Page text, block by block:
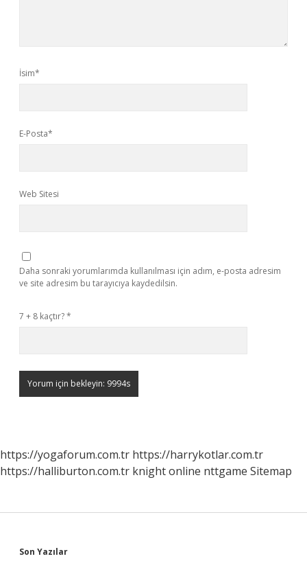
İsim*
E-Posta*
Web Sitesi
Daha sonraki yorumlarımda kullanılması için adım, e-posta adresim
ve site adresim bu tarayıcıya kaydedilsin.
7 + 8 kaçtır?*
https://yogaforum.com.tr https://harrykotlar.com.tr
https://halliburton.com.tr knight online nttgame Sitemap
Sidebar
Son Yazılar